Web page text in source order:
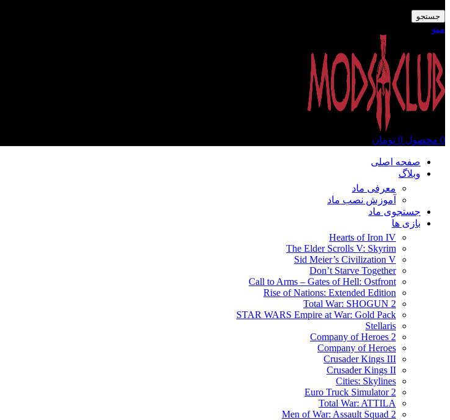
جستجو
منو
0 محصول 0 تومان
صفحه اصلی
وبلاگ
معرفی ماد
آموزش نصب ماد
جستجوی ماد
بازی ها
Hearts of Iron IV
The Elder Scrolls V: Skyrim
Sid Meier’s Civilization V
Don’t Starve Together
Call to Arms – Gates of Hell: Ostfront
Rise of Nations: Extended Edition
Total War: SHOGUN 2
STAR WARS Empire at War: Gold Pack
Stellaris
Company of Heroes 2
Company of Heroes
Crusader Kings III
Crusader Kings II
Cities: Skylines
Euro Truck Simulator 2
Total War: ATTILA
Men of War: Assault Squad 2